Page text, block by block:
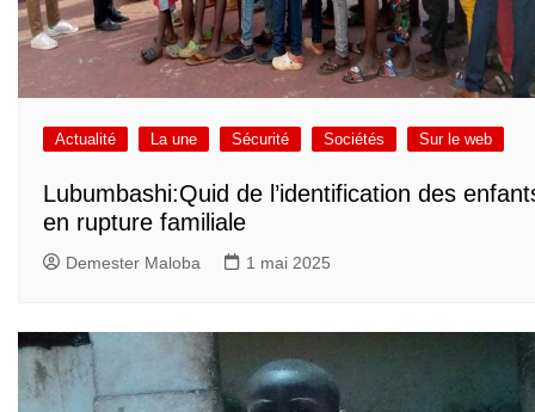
Actualité La une Sécurité Sociétés Sur le web
Lubumbashi:Quid de l’identification des
en rupture familiale
Demester Maloba 1 mai 2025